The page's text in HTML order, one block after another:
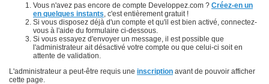
Vous n'avez pas encore de compte Developpez.com ? Créez-en un
en quelques instants , c'est entièrement gratuit !
Si vous disposez déjà d'un compte et qu'il est bien activé, connectez-
vous à l'aide du formulaire ci-dessous.
Si vous essayez d'envoyer un message, il est possible que
l'administrateur ait désactivé votre compte ou que celui-ci soit en
attente de validation.
L'administrateur a peut-être requis une inscription avant de pouvoir afficher
cette page.